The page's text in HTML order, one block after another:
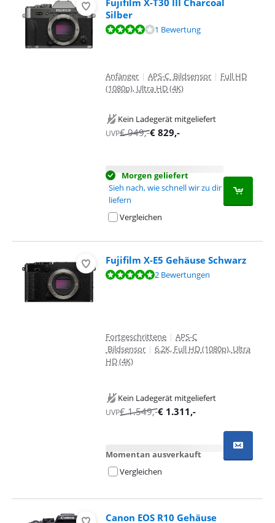
Fujifilm X-T30 III Charcoal
Silber
Bewertet mit 8,0 von 10, basierend auf 1 Bewertung.
1 Bewertung
Anfänger | APS-C Bildsensor | Full HD
(1080p), Ultra HD (4K)
Kein Ladegerät mitgeliefert
UVP€949,-€ 829,-
Morgen geliefert
Sieh nach, wie schnell wir zu dir
liefern
Vergleichen
Fujifilm X-E5 Gehäuse Schwarz
Bewertet mit 9,8 von 10, basierend auf 2 Bewertungen.
2 Bewertungen
Fortgeschrittene | APS-C
Bildsensor | 6.2K, Full HD (1080p), Ultra
HD (4K)
Kein Ladegerät mitgeliefert
UVP€1.549,-€ 1.311,-
Momentan ausverkauft
Vergleichen
Canon EOS R10 Gehäuse